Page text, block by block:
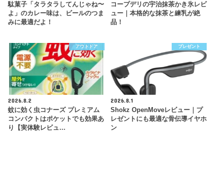
駄菓子「タラタラしてんじゃね〜
よ」のカレー味は、ビールのつま
みに最適だよ！
コープデリの宇治抹茶かき氷レビ
ュー｜本格的な抹茶と練乳が絶
品！
アウトドア
2026.8.2
蚊に効く虫コナーズ プレミアム
コンパクトはポケットでも効果あ
り【実体験レビュ…
プレゼント
2026.8.1
Shokz OpenMoveレビュー｜プ
レゼントにも最適な骨伝導イヤホ
ン